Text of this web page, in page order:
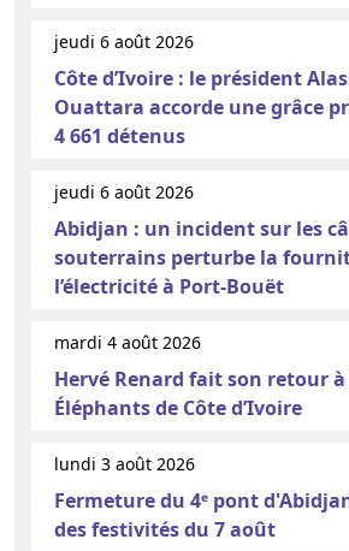
jeudi 6 août 2026
Côte d’Ivoire : le président
Ouattara accorde une grâce
4 661 détenus
jeudi 6 août 2026
Abidjan : un incident sur les
souterrains perturbe la
l’électricité à Port-Bouët
mardi 4 août 2026
Hervé Renard fait son retour
Éléphants de Côte d’Ivoire
lundi 3 août 2026
Fermeture du 4ᵉ pont
des festivités du 7 août